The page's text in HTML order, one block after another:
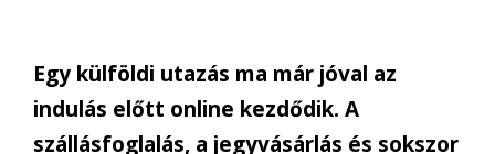
Egy külföldi utazás ma már jóval az
indulás előtt online kezdődik. A
szállásfoglalás, a jegyvásárlás és sokszor